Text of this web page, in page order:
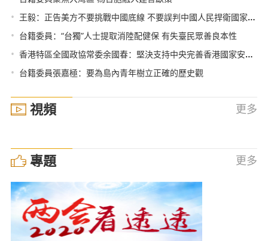
• 王毅：正告美方不要挑戰中國底線 不要誤判中國人民捍衛國家統一的堅定決心
• 台籍委員：“台獨”人士提取消陸配健保 有失臺民眾善良本性
• 香港特區全國政協常委余國春：堅決支持中央完善香港國家安全立法
• 台籍委員張嘉極：要為島內青年樹立正確的歷史觀
視頻 更多
專題 更多